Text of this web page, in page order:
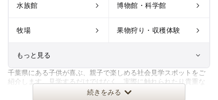
水族館 博物館・科学館
牧場 果物狩り・収穫体験
もっと見る
室内遊び場 遊園地
千葉県にある子供が喜ぶ、親子で楽しめる社会見学スポットをご
紹介します。見学するだけではなく、実際に触れられたり貴重な
体験ができたり、楽しみながら続きをみる